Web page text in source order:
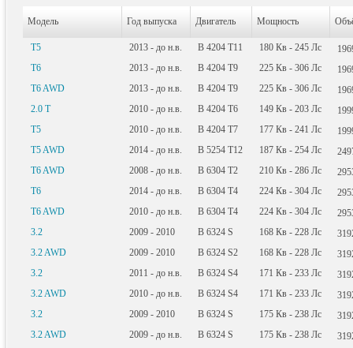
Модель Год выпуска Двигатель Мощность
T5 2013 - до н.в. B 4204 T11 180 Кв - 245 Лс
T6
2013 - до н.в. B 4204 T9 225 Кв - 306 Лс
T6 AWD
2013 - до н.в. B 4204 T9 225 Кв - 306 Лс
2.0 T
2010 - до н.в. B 4204 T6 149 Кв - 203 Лс
T5
2010 - до н.в. B 4204 T7 177 Кв - 241 Лс
T5 AWD
2014 - до н.в. B 5254 T12 187 Кв - 254 Лс
T6 AWD
2008 - до н.в. B 6304 T2 210 Кв - 286 Лс
T6
2014 - до н.в. B 6304 T4 224 Кв - 304 Лс
T6 AWD
2010 - до н.в. B 6304 T4 224 Кв - 304 Лс
3.2
2009 - 2010 B 6324 S 168 Кв - 228 Лс
3.2 AWD
2009 - 2010 B 6324 S2 168 Кв - 228 Лс
3.2
2011 - до н.в. B 6324 S4 171 Кв - 233 Лс
3.2 AWD
2010 - до н.в. B 6324 S4 171 Кв - 233 Лс
3.2
2009 - 2010 B 6324 S 175 Кв - 238 Лс
3.2 AWD
2009 - до н.в. B 6324 S 175 Кв - 238 Лс